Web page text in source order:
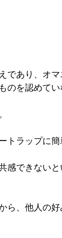
あり、オマ
のを認めて
トラップに
感できない
ら、他人の